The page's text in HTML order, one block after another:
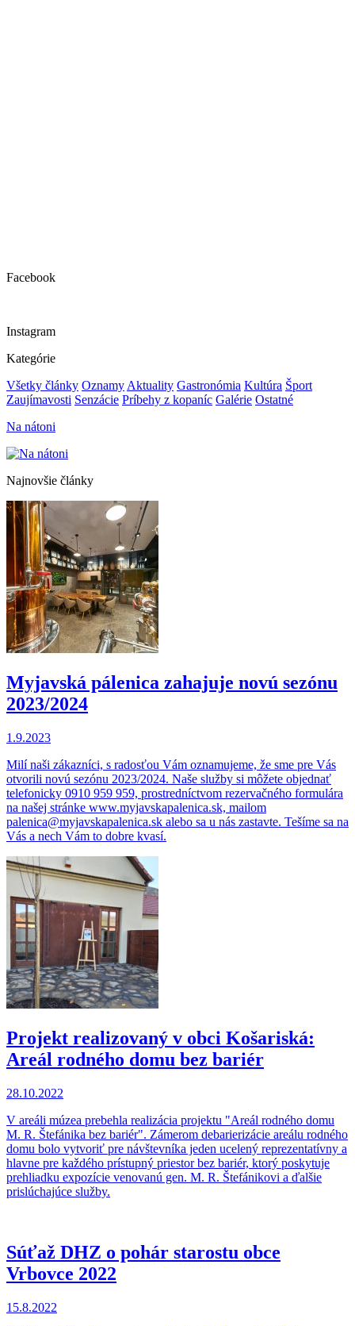
Facebook
Instagram
Kategórie
Všetky články Oznamy Aktuality Gastronómia Kultúra Šport
Zaujímavosti Senzácie Príbehy z kopaníc Galérie Ostatné
Na nátoni
Najnovšie články
Myjavská pálenica zahajuje novú sezónu
2023/2024
1.9.2023
Milí naši zákazníci, s radosťou Vám oznamujeme, že sme pre Vás
otvorili novú sezónu 2023/2024. Naše služby si môžete objednať
telefonicky 0910 959 959, prostredníctvom rezervačného formulára
na našej stránke www.myjavskapalenica.sk, mailom
palenica@myjavskapalenica.sk alebo sa u nás zastavte. Tešíme sa na
Vás a nech Vám to dobre kvasí.
Projekt realizovaný v obci Košariská:
Areál rodného domu bez bariér
28.10.2022
V areáli múzea prebehla realizácia projektu "Areál rodného domu
M. R. Štefánika bez bariér". Zámerom debarierizácie areálu rodného
domu bolo vytvoriť pre návštevníka jeden ucelený reprezentatívny a
hlavne pre každého prístupný priestor bez bariér, ktorý poskytuje
prehliadku expozície venovanú gen. M. R. Štefánikovi a ďalšie
prislúchajúce služby.
Súťaž DHZ o pohár starostu obce
Vrbovce 2022
15.8.2022